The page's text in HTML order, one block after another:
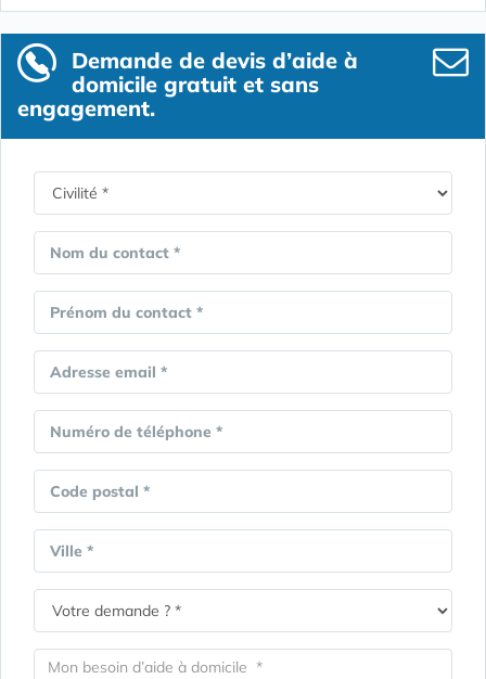
Demande de devis d’aide à
domicile gratuit et sans
engagement.
Nom du contact *
Prénom du contact *
Adresse email *
Numéro de téléphone *
Code postal *
Ville *